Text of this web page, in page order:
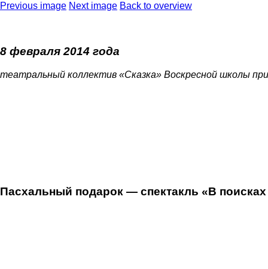
Previous image Next image Back to overview
8 февраля 2014 года
театральный коллектив «Сказка» Воскресной школы
Пасхальный подарок — спектакль «В поисках